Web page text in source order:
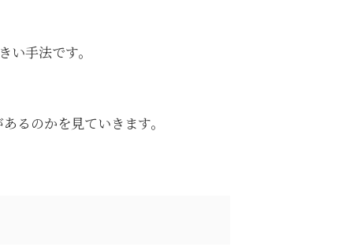
手法です。
るのかを見ていきます。